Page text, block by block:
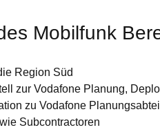
Mobilfunk
Region Süd
zur Vodafone Planung,
zu Vodafone
Subcontractoren